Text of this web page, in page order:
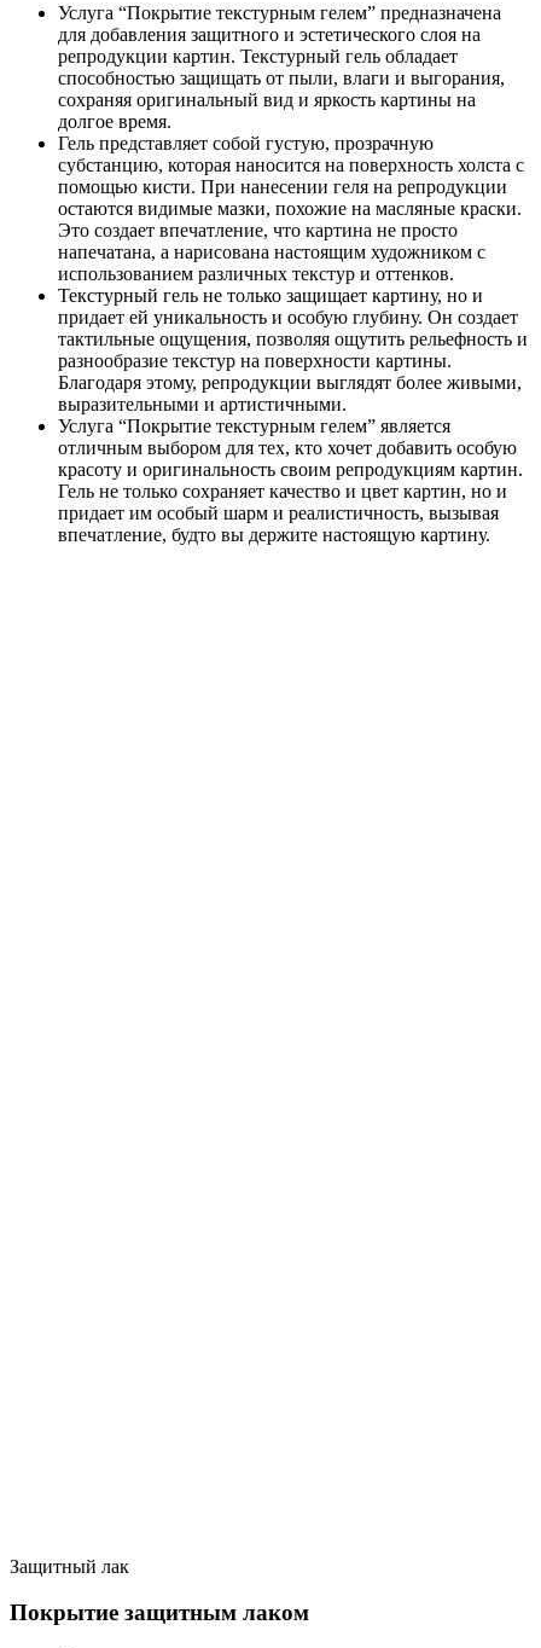
Услуга “Покрытие текстурным гелем” предназначена
для добавления защитного и эстетического слоя на
репродукции картин. Текстурный гель обладает
способностью защищать от пыли, влаги и выгорания,
сохраняя оригинальный вид и яркость картины на
долгое время.
Гель представляет собой густую, прозрачную
субстанцию, которая наносится на поверхность холста с
помощью кисти. При нанесении геля на репродукции
остаются видимые мазки, похожие на масляные краски.
Это создает впечатление, что картина не просто
напечатана, а нарисована настоящим художником с
использованием различных текстур и оттенков.
Текстурный гель не только защищает картину, но и
придает ей уникальность и особую глубину. Он создает
тактильные ощущения, позволяя ощутить рельефность и
разнообразие текстур на поверхности картины.
Благодаря этому, репродукции выглядят более живыми,
выразительными и артистичными.
Услуга “Покрытие текстурным гелем” является
отличным выбором для тех, кто хочет добавить особую
красоту и оригинальность своим репродукциям картин.
Гель не только сохраняет качество и цвет картин, но и
придает им особый шарм и реалистичность, вызывая
впечатление, будто вы держите настоящую картину.
Защитный лак
Покрытие защитным лаком